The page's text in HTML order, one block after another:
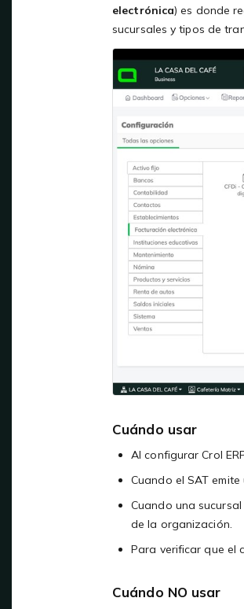
electrónica) es donde
sucursales y tipos de
Cuándo usar
Al configurar Crol
Cuando el SAT
Cuando una
de la organización.
Para verificar que el
Cuándo NO usar